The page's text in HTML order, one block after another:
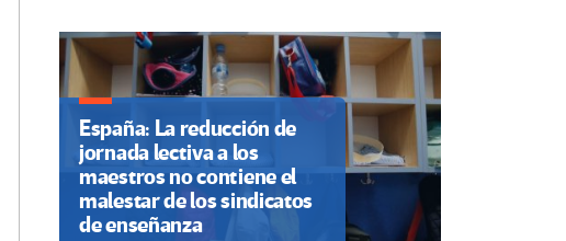
España: La reducción de
jornada lectiva a los
maestros no contiene el
malestar de los sindicatos
de enseñanza